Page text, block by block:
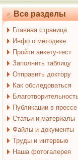
Все разделы
Главная страница
Инфо о методике
Пройти анкету-тест
Заполнить таблицу
Отправить доктору
Как обследоваться
Публикации в прессе
Статьи и материалы
Файлы и документы
Труды и интервью
Наша фотогалерея